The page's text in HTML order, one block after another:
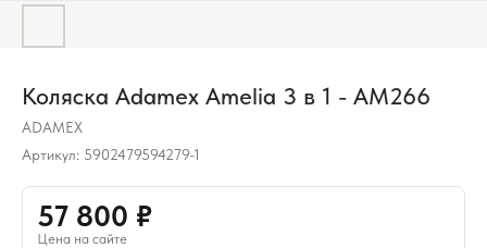
Коляска Adamex Amelia 3 в 1 - AM266
ADAMEX
Артикул: 5902479594279-1
57 800 ₽
Цена на сайте